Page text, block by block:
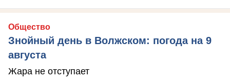
Общество
Знойный день в Волжском: погода на 9
августа
Жара не отступает